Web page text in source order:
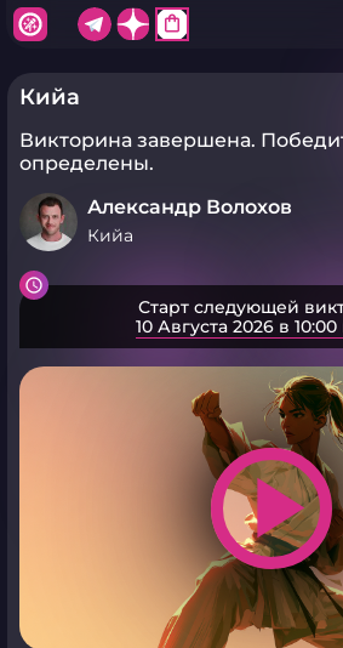
shopping_bag
Кийа
Викторина завершена.
определены.
Александр Волохов
Кийа
Старт следующей
10 Августа 2026 в
play_arrow